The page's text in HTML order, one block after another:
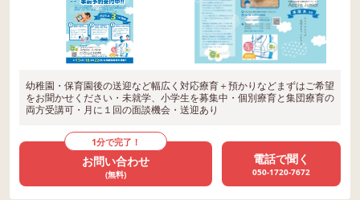
幼稚園・保育園後の送迎など幅広く対応療育＋預かりなどまずはご希望
をお聞かせください・未就学、小学生を募集中・個別療育と集団療育の
両方受講可・月に１回の面談機会・送迎あり
1分で完了！
お問い合わせ
(無料)
電話で聞く
050-1720-7672